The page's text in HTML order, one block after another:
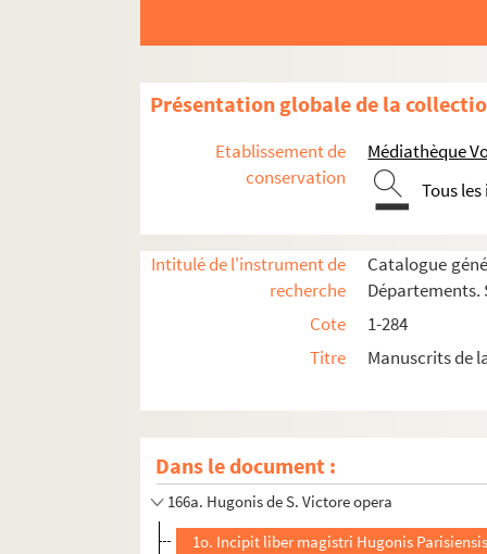
Présentation globale de la
Etablissement de
conservation
Médiathèque
Tous
Intitulé de l'instrument de
recherche
Catalogue
Départements.
Cote
1-284
Titre
Manuscrits de
Dans le document :
154. Breviarium
156. Antiphonarium cum notis musicis
158. (Recueil)
159. (Recueil)
160. Biblia sacra cum magna glossa
162. Bedæ venerabilis homiliæ super
164. (Recueil)
165. (Recueil)
166a. Hugonis de S. Victore opera
1o. Incipit liber magistri Hugonis